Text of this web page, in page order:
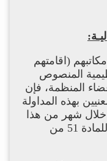
(اقامتهم
المنصوص
المنظمة، فإن
بهذه المداولة
خلال شهر من هذا
التاريخ قبل مراقبة مكاتبهم طبقا للمادة 51 من